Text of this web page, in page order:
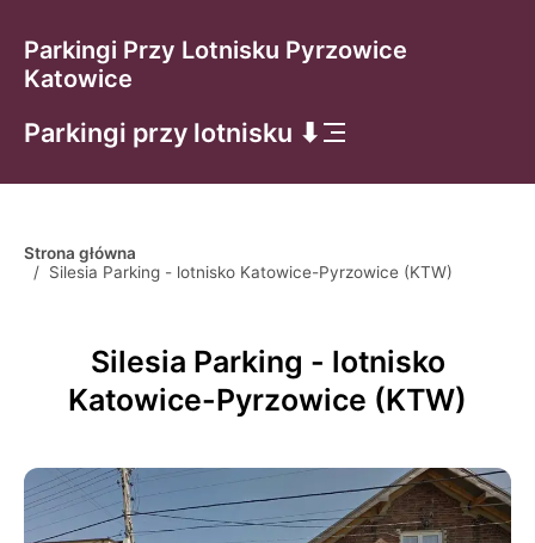
Parkingi Przy Lotnisku Pyrzowice
Katowice
Parkingi przy lotnisku ⬇
Strona główna
/ Silesia Parking - lotnisko Katowice-Pyrzowice (KTW)
Silesia Parking - lotnisko
Katowice-Pyrzowice (KTW)